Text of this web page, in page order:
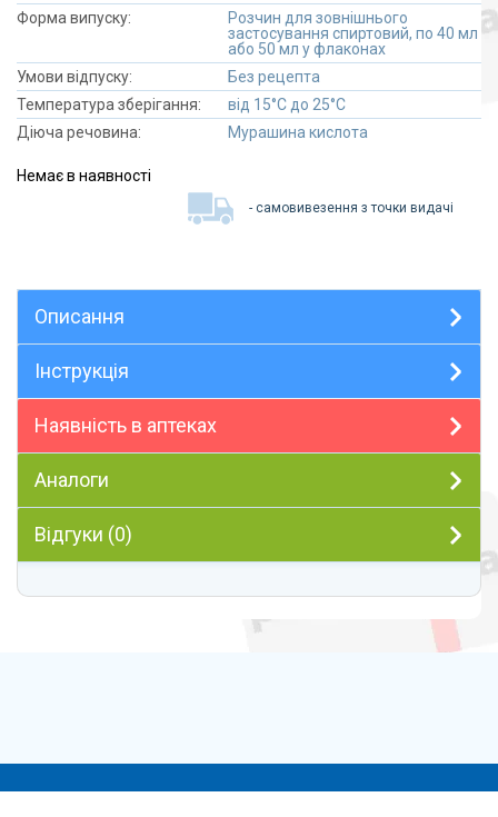
Форма випуску:
Розчин для зовнішнього
застосування спиртовий, по 40 мл
або 50 мл у флаконах
Умови відпуску:
Без рецепта
Температура зберігання:
від 15°C до 25°C
Діюча речовина:
Мурашина кислота
Немає в наявності
- самовивезення з точки видачі
Описання
Інструкція
Наявність в аптеках
Аналоги
Відгуки (0)